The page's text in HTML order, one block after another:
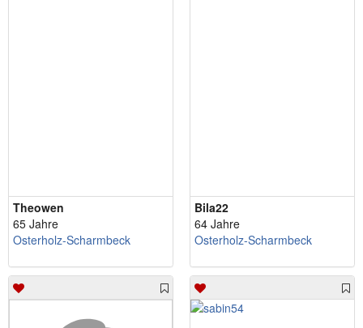
Theowen
65 Jahre
Osterholz-Scharmbeck
Bila22
64 Jahre
Osterholz-Scharmbeck